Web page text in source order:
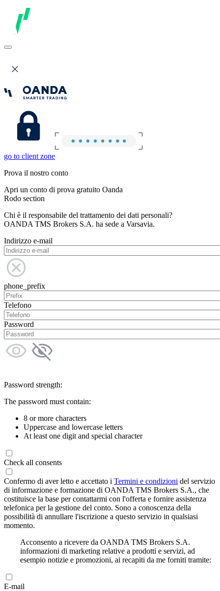
go to client zone
Prova il nostro conto
Apri un conto di prova gratuito Oanda
Rodo section
Chi è il responsabile del trattamento dei dati personali?
OANDA TMS Brokers S.A. ha sede a Varsavia.
Indirizzo e-mail
phone_prefix
Telefono
Password
Password strength:
The password must contain:
8 or more characters
Uppercase and lowercase letters
At least one digit and special character
Check all consents
Confermo di aver letto e accettato i Termini e condizioni del servizio
di informazione e formazione di OANDA TMS Brokers S.A., che
costituisce la base per contattarmi con l'offerta e fornire assistenza
telefonica per la gestione del conto. Sono a conoscenza della
possibilità di annullare l'iscrizione a questo servizio in qualsiasi
momento.
Acconsento a ricevere da OANDA TMS Brokers S.A.
informazioni di marketing relative a prodotti e servizi, ad
esempio notizie e promozioni, ai recapiti da me forniti tramite:
E-mail